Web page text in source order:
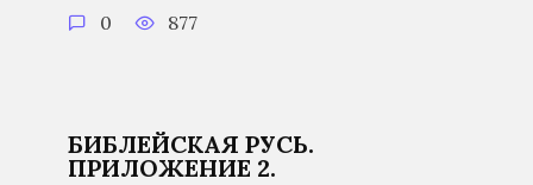
0 877
БИБЛЕЙСКАЯ РУСЬ.
ПРИЛОЖЕНИЕ 2.